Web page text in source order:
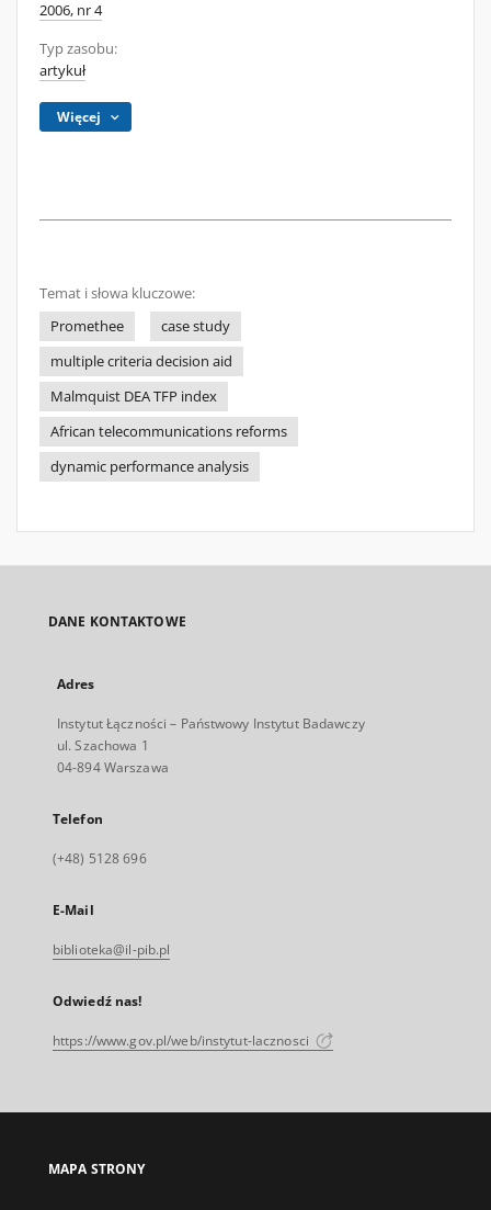
2006, nr 4
Typ zasobu:
artykuł
Więcej
Temat i słowa kluczowe:
Promethee
case study
multiple criteria decision aid
Malmquist DEA TFP index
African telecommunications reforms
dynamic performance analysis
DANE KONTAKTOWE
Adres
Instytut Łączności – Państwowy Instytut Badawczy
ul. Szachowa 1
04-894 Warszawa
Telefon
(+48) 5128 696
E-Mail
biblioteka@il-pib.pl
Odwiedź nas!
https://www.gov.pl/web/instytut-lacznosci
MAPA STRONY